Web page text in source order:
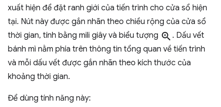
xuất hiện để đặt ranh giới của tiến trình cho cửa sổ hiện
tại. Nút này được gắn nhãn theo chiều rộng của cửa sổ
thời gian, tính bằng mili giây và biểu tượng zoom_in . Dấu vết
bánh mì nằm phía trên thông tin tổng quan về tiến trình
và mỗi dấu vết được gắn nhãn theo kích thước của
khoảng thời gian.
Để dùng tính năng này: